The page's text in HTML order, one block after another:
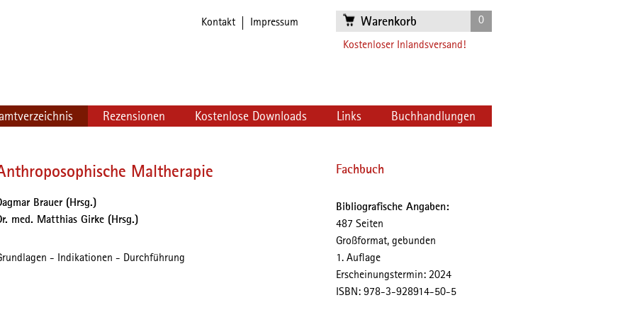
NavigationKontakt Impressum Warenkorb 0
Kostenloser Inlandsversand!
Rezensionen Kostenlose Downloads Links Buchhandlungen
Maltherapie
Brauer (Hrsg.)
med. Matthias Girke (Hrsg.)
- Indikationen - Durchführung
Fachbuch
Bibliografische Angaben:
487 Seiten
Großformat, gebunden
1. Auflage
Erscheinungstermin: 2024
ISBN: 978-3-928914-50-5